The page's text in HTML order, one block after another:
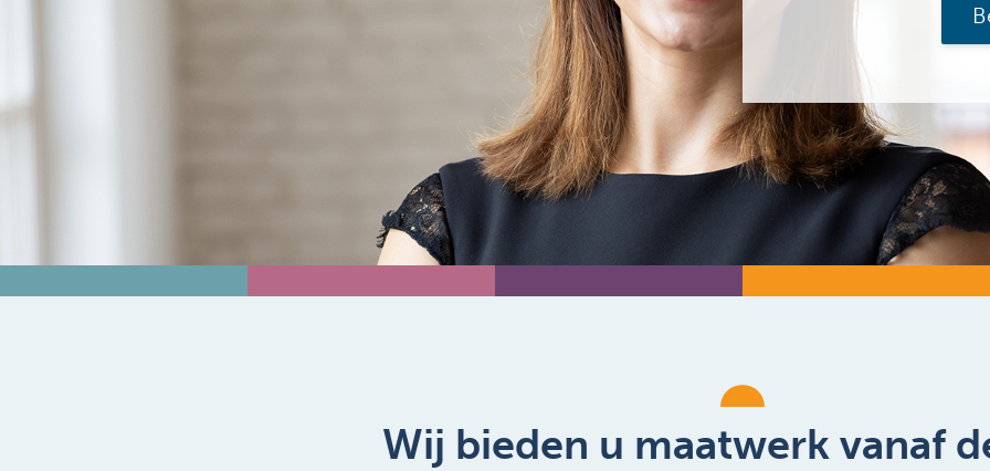
Wij bieden u maatwerk vanaf